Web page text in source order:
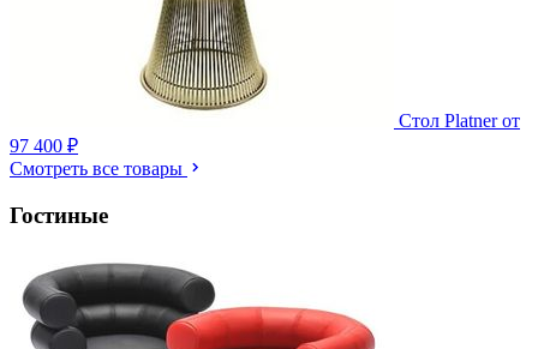
Стол Platner от
97 400 ₽
Смотреть все товары
Гостиные